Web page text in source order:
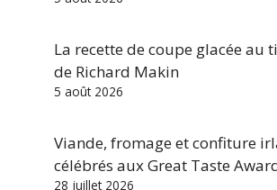
La recette de coupe glacée au
de Richard Makin
5 août 2026
Viande, fromage et confiture
célébrés aux Great Taste
28 juillet 2026